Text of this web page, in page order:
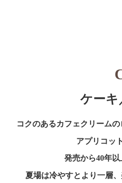
ケーキ
コクのあるカフェクリーム
アプリコッ
発売から40年以
夏場は冷やすとより一層